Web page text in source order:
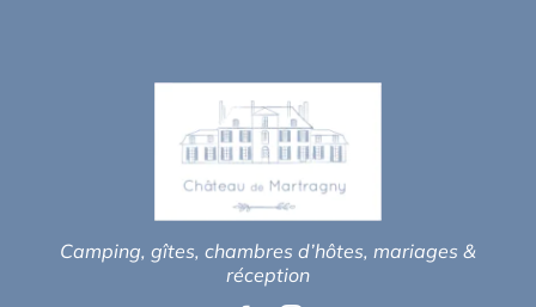
Camping, gîtes, chambres d’hôtes, mariages &
réception